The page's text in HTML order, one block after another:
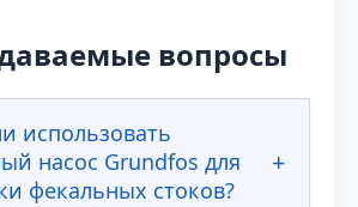
вопросы
использовать
насос Grundfos для
фекальных стоков?